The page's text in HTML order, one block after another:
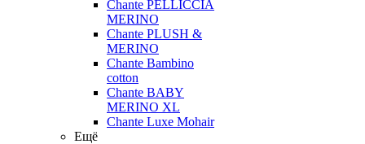
Chante PELLICCIA
MERINO
Chante PLUSH &
MERINO
Chante Bambino
cotton
Chante BABY
MERINO XL
Chante Luxe Mohair
Ещё